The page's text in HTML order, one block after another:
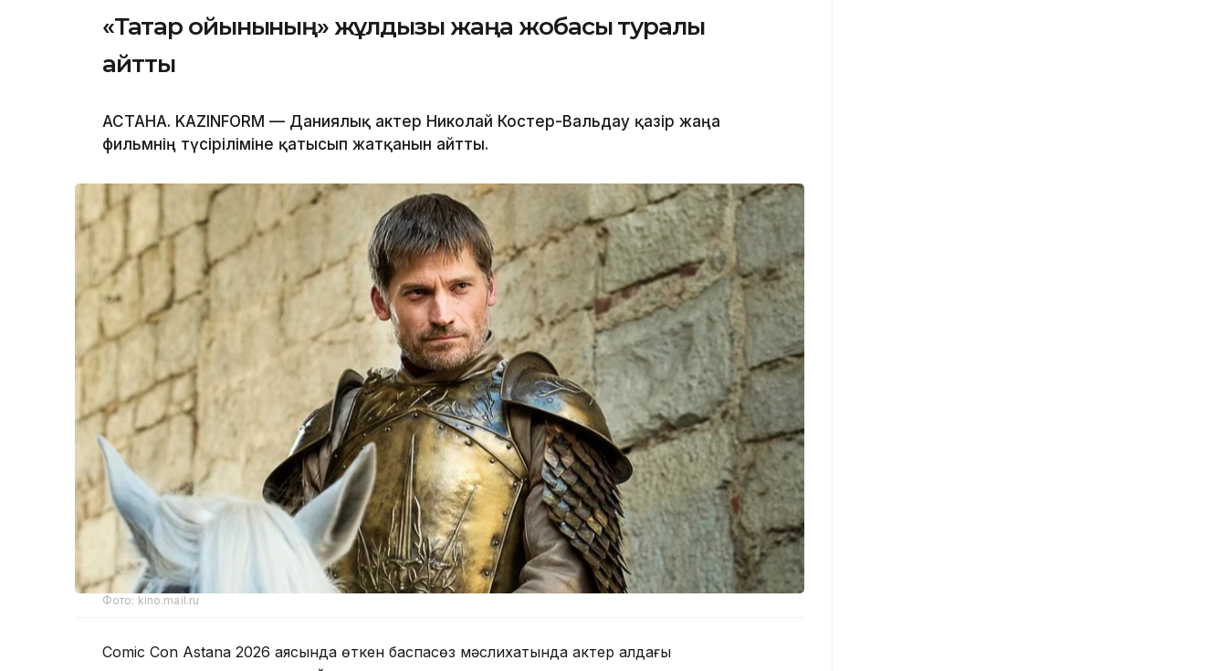
«Тақтар ойынының» жұлдызы жаңа жобасы туралы
айтты
АСТАНА. KAZINFORM — Даниялық актер Николай Костер-Вальдау қазір жаңа
фильмнің түсіріліміне қатысып жатқанын айтты.
Фото: kino.mail.ru
Comic Con Astana 2026 аясында өткен баспасөз мәслихатында актер алдағы